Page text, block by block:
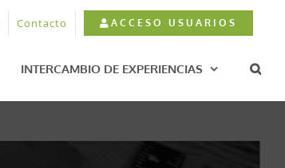
Contacto ACCESO USUARIOS
INTERCAMBIO DE EXPERIENCIAS